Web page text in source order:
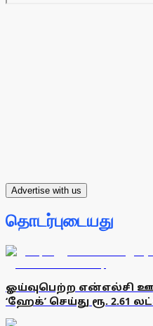
Advertise with us
தொடர்புடையது
ஓய்வுபெற்ற என்எல்சி
‘ஹேக்’ செய்து ரூ. 2.61